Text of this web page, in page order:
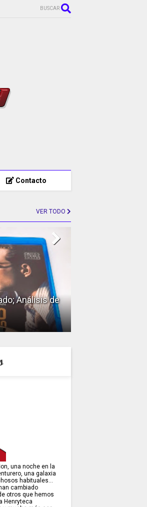
BUSCAR
Contacto
VER TODO
Análisis de
una noche en la
una galaxia
habituales...
cambiado
otros que hemos
Henryteca